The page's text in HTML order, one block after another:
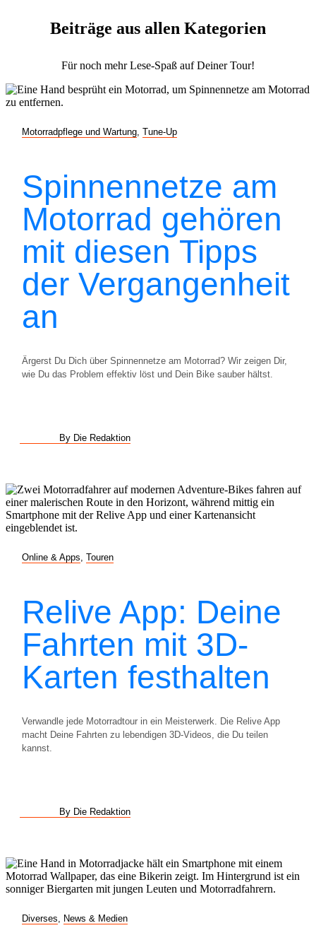
Beiträge aus allen Kategorien
Für noch mehr Lese-Spaß auf Deiner Tour!
Motorradpflege und Wartung Tune-Up
Spinnennetze am
Motorrad gehören
mit diesen Tipps
der Vergangenheit
an
Ärgerst Du Dich über Spinnennetze am Motorrad? Wir zeigen Dir,
wie Du das Problem effektiv löst und Dein Bike sauber hältst.
By Die Redaktion
Online & Apps Touren
Relive App: Deine
Fahrten mit 3D-
Karten festhalten
Verwandle jede Motorradtour in ein Meisterwerk. Die Relive App
macht Deine Fahrten zu lebendigen 3D-Videos, die Du teilen
kannst.
By Die Redaktion
Diverses News & Medien